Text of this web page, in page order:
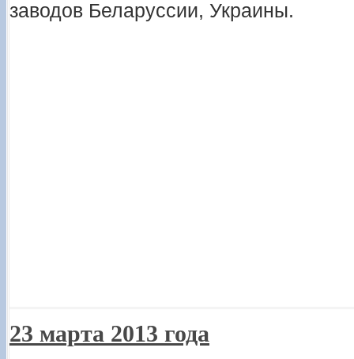
заводов Беларуссии, Украины.
23 марта 2013 года